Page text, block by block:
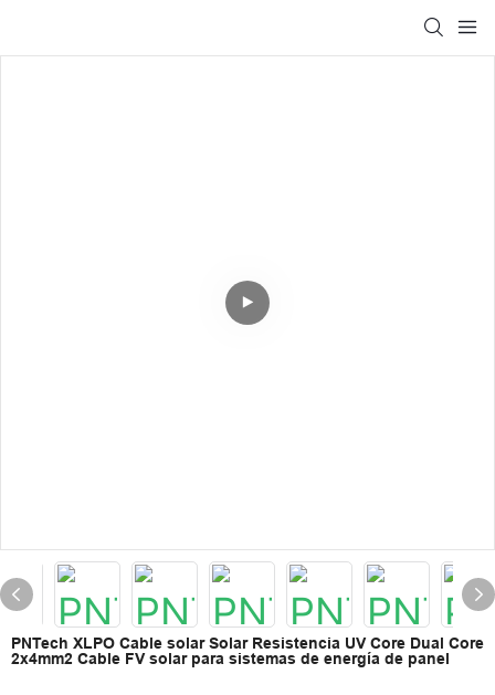
PNTech XLPO Cable solar Solar Resistencia UV Core Dual Core
2x4mm2 Cable FV solar para sistemas de energía de panel